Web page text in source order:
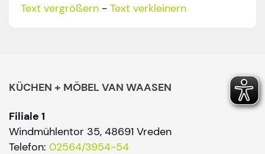
Text vergrößern - Text verkleinern
KÜCHEN + MÖBEL VAN WAASEN
Filiale 1
Windmühlentor 35, 48691 Vreden
Telefon: 02564/3954-54